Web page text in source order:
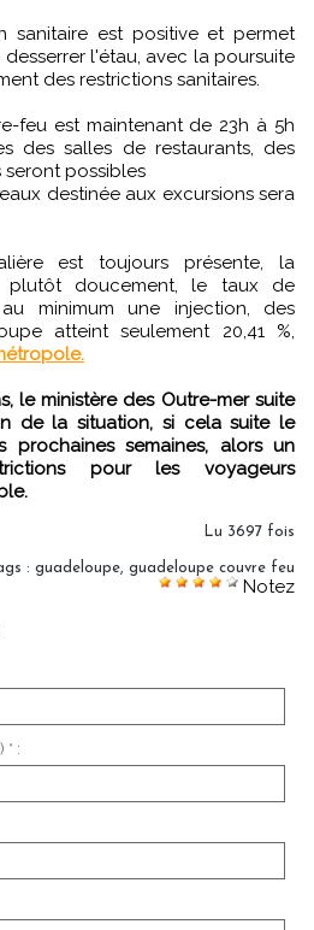
sanitaire est positive et permet
l'étau, avec la poursuite
des restrictions sanitaires.
feu est maintenant de 23h à 5h
des salles de restaurants, des
seront possibles
destinée aux excursions sera
est toujours présente, la
plutôt doucement, le taux de
minimum une injection, des
atteint seulement 20,41 %,
le ministère des Outre-mer suite
de la situation, si cela suite le
prochaines semaines, alors un
pour les voyageurs
Lu 3697 fois
: guadeloupe, guadeloupe couvre feu
Notez
* :